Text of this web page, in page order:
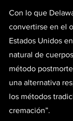
Con lo que
convertirse en el
Estados Unidos
natural de
método
una alternativa
los métodos
cremación”.